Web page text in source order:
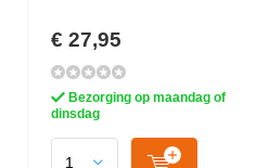
€ 27,95
Bezorging op maandag of
dinsdag